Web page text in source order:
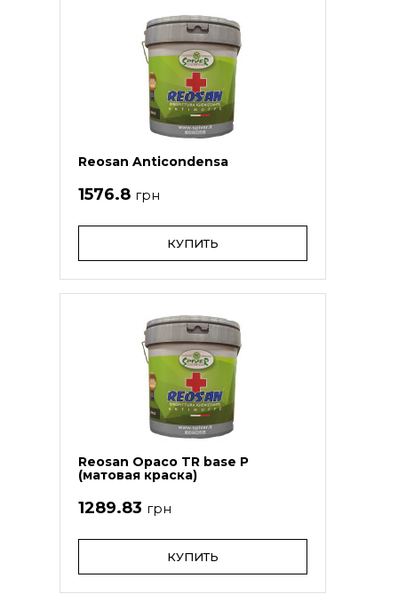
Reosan Anticondensa
1576.8 грн
КУПИТЬ
Reosan Opaco TR base Р
(матовая краска)
1289.83 грн
КУПИТЬ